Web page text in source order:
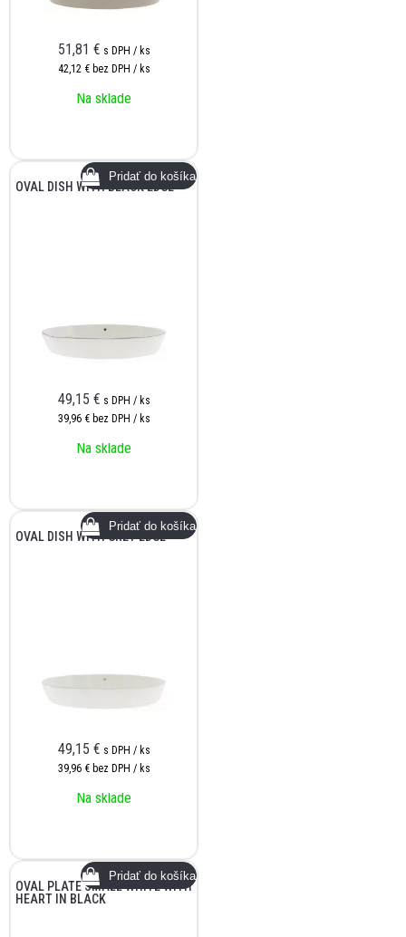
51,81 € s DPH / ks
42,12 € bez DPH / ks
Na sklade
OVAL DISH WITH BLACK EDGE
49,15 € s DPH / ks
39,96 € bez DPH / ks
Na sklade
OVAL DISH WITH GREY EDGE
49,15 € s DPH / ks
39,96 € bez DPH / ks
Na sklade
OVAL PLATE SMALL WHITE WITH
HEART IN BLACK